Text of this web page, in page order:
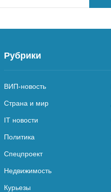
Рубрики
ВИП-новость
Страна и мир
IT новости
Политика
Спецпроект
Недвижимость
Курьезы